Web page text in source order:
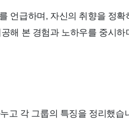
언급하며, 자신의 취향을 정
해 본 경험과 노하우를 중시
고 각 그룹의 특징을 정리했습